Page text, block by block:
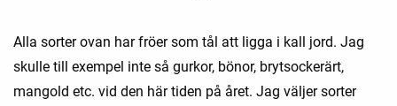
Alla sorter ovan har fröer som tål att ligga i kall jord. Jag
skulle till exempel inte så gurkor, bönor, brytsockerärt,
mangold etc. vid den här tiden på året. Jag väljer sorter